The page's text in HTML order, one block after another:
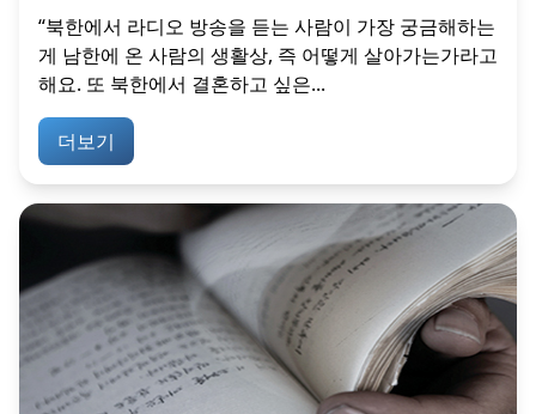
“북한에서 라디오 방송을 듣는 사람이 가장 궁금해하는
게 남한에 온 사람의 생활상, 즉 어떻게 살아가는가라고
해요. 또 북한에서 결혼하고 싶은...
더보기